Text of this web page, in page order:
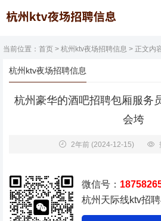
当前位置： 首页 > 杭州ktv夜场招聘信息 > 正文内
杭州ktv夜场招聘信息
杭州豪华的酒吧招聘包厢服务
会垮
2年前(2024-12-15)
微信号：
杭州天际线ktv招